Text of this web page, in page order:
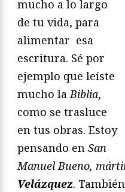
mucho a lo largo
de tu vida, para
alimentar esa
escritura. Sé por
ejemplo que leíste
mucho laBiblia,
como se trasluce
en tus obras. Estoy
pensando en San
Manuel Bueno,
Velázquez.